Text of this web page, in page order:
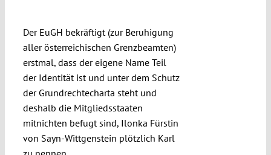
Der EuGH bekräftigt (zur Beruhigung
aller österreichischen Grenzbeamten)
erstmal, dass der eigene Name Teil
der Identität ist und unter dem Schutz
der Grundrechtecharta steht und
deshalb die Mitgliedsstaaten
mitnichten befugt sind, Ilonka Fürstin
von Sayn-Wittgenstein plötzlich Karl